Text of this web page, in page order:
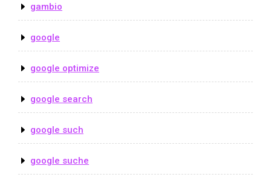
gambio
google
google optimize
google search
google such
google suche